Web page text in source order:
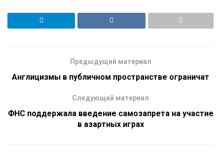
Предыдущий материал
Англицизмы в публичном пространстве ограничат
Следующий материал
ФНС поддержала введение самозапрета на участие
в азартных играх